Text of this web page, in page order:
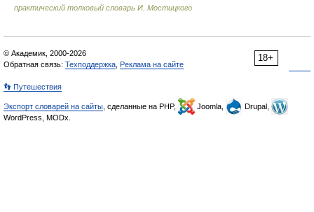
практический толковый словарь И. Мостицкого
18+
© Академик, 2000-2026
Обратная связь: Техподдержка Реклама на сайте
👣 Путешествия
Экспорт словарей на сайты , сделанные на PHP, Joomla,
Drupal,
WordPress, MODx.